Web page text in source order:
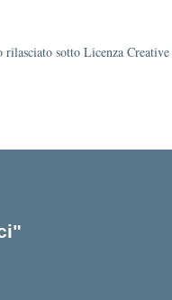
rilasciato sotto Licenza